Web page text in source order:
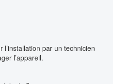
par un technicien
l’appareil.